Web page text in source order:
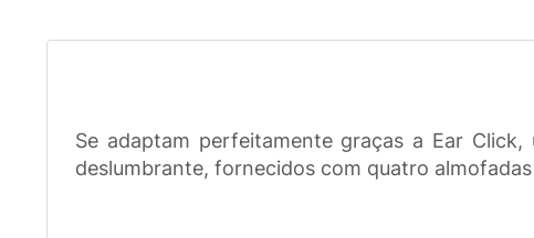
Se adaptam perfeitamente graças a Ear
deslumbrante, fornecidos com quatro